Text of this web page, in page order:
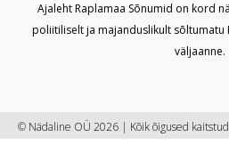
Ajaleht Raplamaa Sõnumid on kord
poliitiliselt ja majanduslikult sõltumatu
väljaanne.
© Nädaline OÜ 2026 | Kõik õigused kaitstud